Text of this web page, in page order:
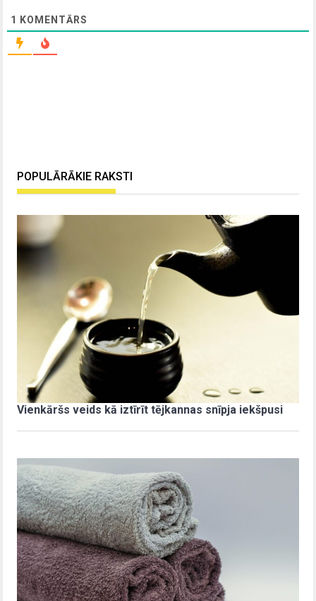
1 KOMENTĀRS
POPULĀRĀKIE RAKSTI
Vienkāršs veids kā iztīrīt tējkannas snīpja iekšpusi